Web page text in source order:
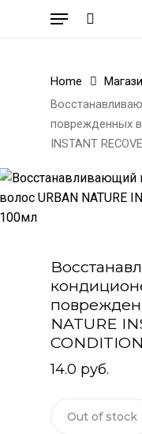
Menu
Home
поврежденных
INSTANT
NATURE
14.0 руб.
Out of stock